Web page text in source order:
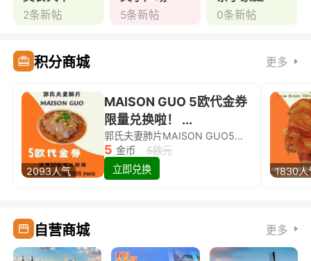
2条新帖 5条新帖 0条新帖
积分商城 更多
2093人气
MAISON GUO 5欧代金券
限量兑换啦！ ...
郭氏夫妻肺片MAISON GUO5欧代金券限量兑换啦！
5 金币
5欧元
立即兑换
1830人
自营商城 更多